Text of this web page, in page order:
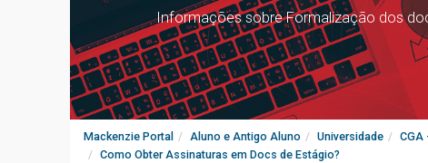
Informações sobre Formalização dos
Mackenzie Portal Aluno e Antigo Aluno Universidade CGA
Como Obter Assinaturas em Docs de Estágio?